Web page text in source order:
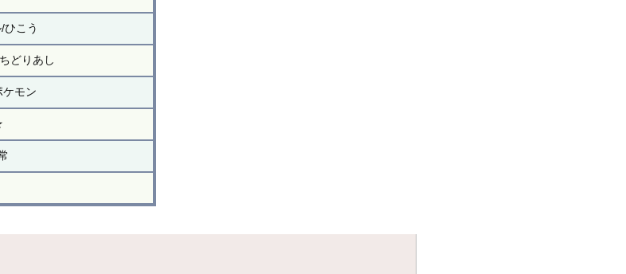
ひこう
どりあし
ケモン